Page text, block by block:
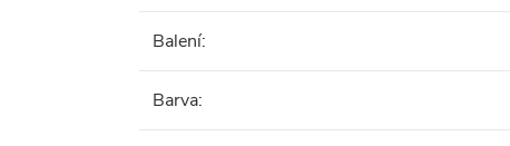
Balení:
Barva: